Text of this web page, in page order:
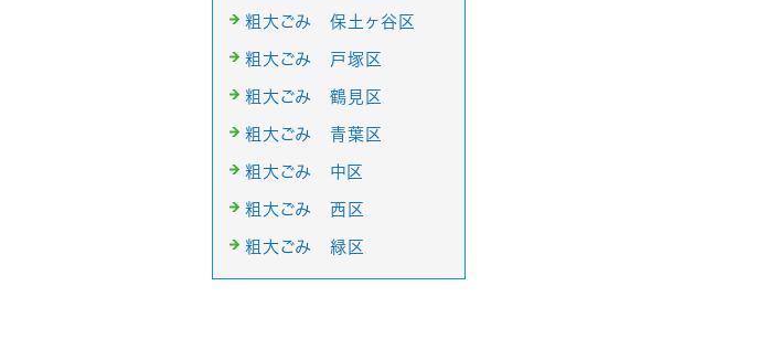
粗大ごみ 保土ヶ谷区
粗大ごみ 戸塚区
粗大ごみ 鶴見区
粗大ごみ 青葉区
粗大ごみ 中区
粗大ごみ 西区
粗大ごみ 緑区